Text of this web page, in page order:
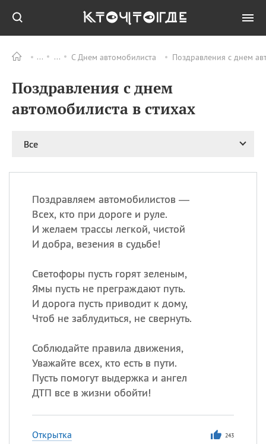
С Днем автомобилиста Поздравления с днем
Поздравления с днем
автомобилиста в стихах
Все
Поздравляем автомобилистов —
Всех, кто при дороге и руле.
И желаем трассы легкой, чистой
И добра, везения в судьбе!
Светофоры пусть горят зеленым,
Ямы пусть не преграждают путь.
И дорога пусть приводит к дому,
Чтоб не заблудиться, не свернуть.
Соблюдайте правила движения,
Уважайте всех, кто есть в пути.
Пусть помогут выдержка и ангел
ДТП все в жизни обойти!
Открытка 243
ПРАЗДНИКИ Все
08.08 День «Счастье
Happens Day)
великомученика
покровителя всех
врачей и целителя
больных
09.08 День книголюбов (Book
ИМЕНА
Сегодня празднуют именины
Александр
Анна
Посмотреть значениеи